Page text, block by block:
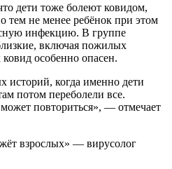
дети тоже болеют ковидом,
тем не менее ребёнок при этом
инфекцию. В группе
включая пожилых
особенно опасен.
историй, когда именно дети
потом переболели все.
повториться», — отмечает